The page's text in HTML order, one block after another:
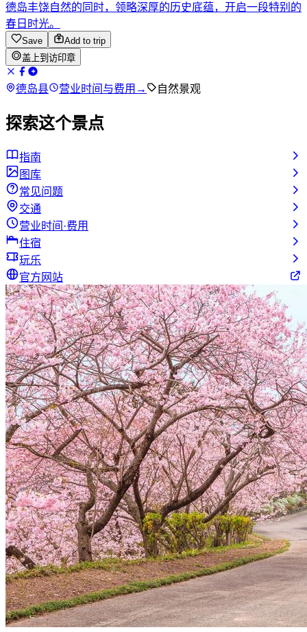
德岛丰饶自然的同时，领略深厚的历史底蕴，开启一段特别的
春日时光。
Save
Add to trip
盖上到访印章
德岛县 营业时间与费用 → 自然景观
探索这个景点
指南
图库
常见问题
交通
营业时间·费用
住宿
玩乐
官方网站